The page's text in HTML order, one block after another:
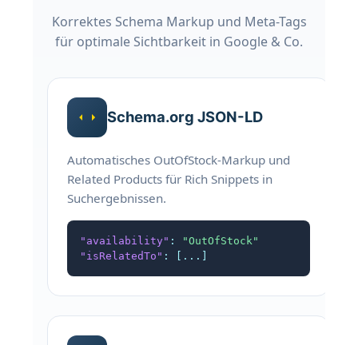
SEOPress
Frontend & Darstellung
18+ vordefinierte Hook-Positionen
Vollständig anpassbares Notice-Styling
Responsive Grid-System
(Desktop/Tablet/Mobile)
Native WooCommerce Templates
Platzhalter: {product_name}, {category},
{brand}
Korrektes Schema Markup und Meta-Tags
für optimale Sichtbarkeit in Google & Co.
Schema.org JSON-LD
Automatisches OutOfStock-Markup und
Related Products für Rich Snippets in
Suchergebnissen.
"availability" :
"OutOfStock"
"isRelatedTo" : [...]